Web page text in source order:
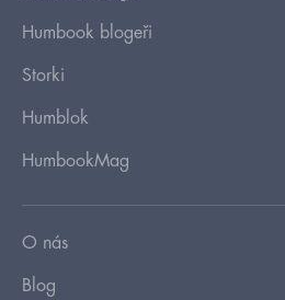
Humbook blogeři
Storki
Humblok
HumbookMag
O nás
Blog